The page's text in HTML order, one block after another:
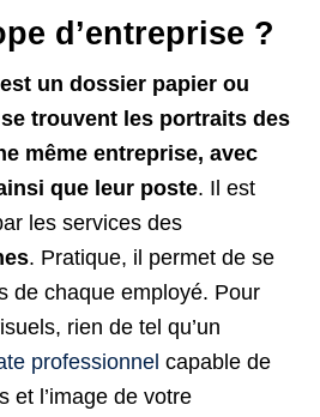
d’entreprise ?
un dossier papier ou
trouvent les portraits des
même entreprise, avec
que leur poste. Il est
les services des
. Pratique, il permet de se
de chaque employé. Pour
rien de tel qu’un
professionnel capable de
et l’image de votre